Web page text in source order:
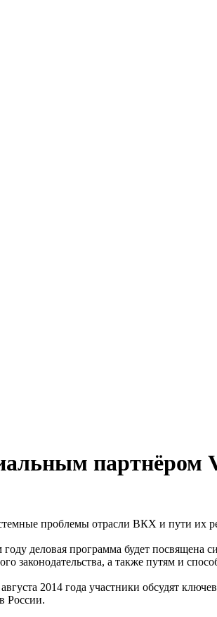
партнёром
проблемы отрасли ВКХ и пути
деловая программа будет
законодательства, а также путям и
2014 года участники обсудят
России.